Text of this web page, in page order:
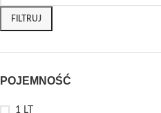
FILTRUJ
POJEMNOŚĆ
1 LT